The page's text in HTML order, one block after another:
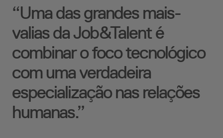
“Uma das grandes mais-
valias da Job&Talent é
combinar o foco tecnológico
com uma verdadeira
especialização nas relações
humanas.”